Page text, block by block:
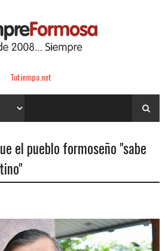
Tutiempo.net
el pueblo formoseño "sabe